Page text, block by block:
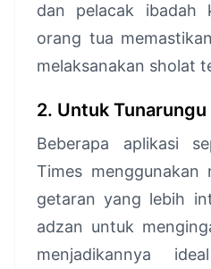
dan pelacak ibadah
orang tua
melaksanakan sholat
2. Untuk Tunarungu
Beberapa aplikasi
Times menggunakan
getaran yang lebih
adzan untuk
menjadikannya